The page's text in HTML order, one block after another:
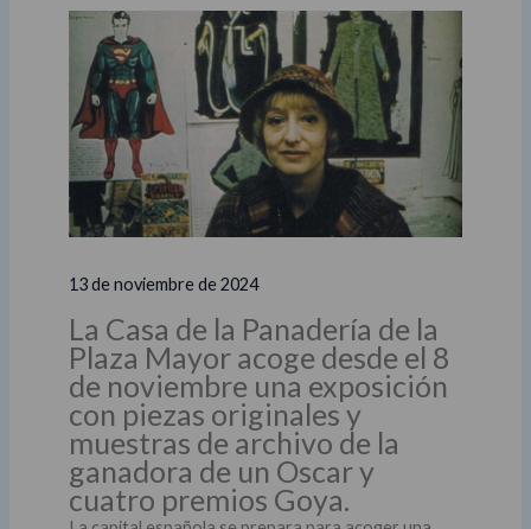
13 de noviembre de 2024
La Casa de la Panadería de la
Plaza Mayor acoge desde el 8
de noviembre una exposición
con piezas originales y
muestras de archivo de la
ganadora de un Oscar y
cuatro premios Goya.